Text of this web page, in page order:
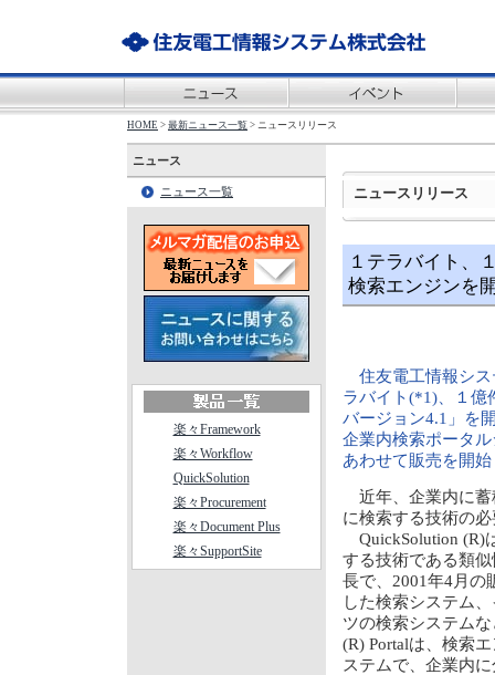
HOME > 最新ニュース一覧 > ニュースリリース
ニュース
ニュース一覧
楽々Framework
楽々Workflow
QuickSolution
楽々Procurement
楽々Document Plus
楽々SupportSite
ニュースリリース
１テラバイト、
検索エンジンを
住友電工情報シス
ラバイト(*1)、１億
バージョン4.1」を
企業内検索ポータ
あわせて販売を開
近年、企業内に蓄
に検索する技術の
QuickSolution (R)
する技術である類
長で、2001年4月の
した検索システム
ツの検索システム
(R) Portalは、検索
ステムで、企業内